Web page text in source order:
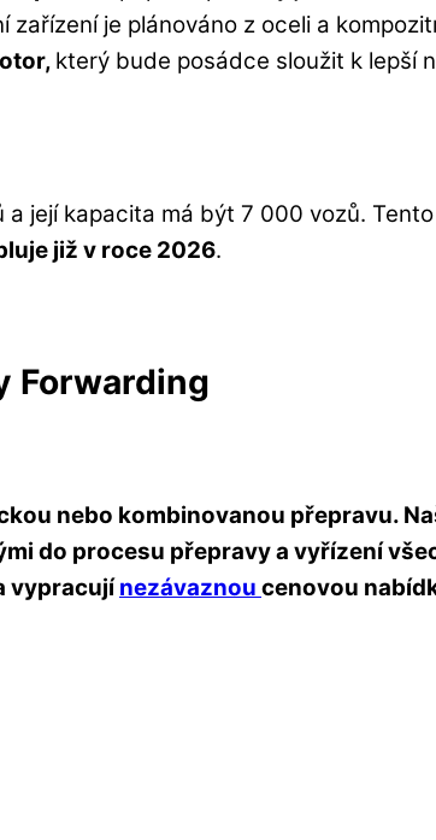
je plánováno z oceli a
který bude posádce sloužit k lepší
její kapacita má být 7 000 vozů.
již v roce 2026.
Forwarding
nebo kombinovanou přepravu.
do procesu přepravy a vyřízení
vypracujínezávaznou cenovou